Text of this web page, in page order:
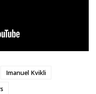
Imanuel Kvikli